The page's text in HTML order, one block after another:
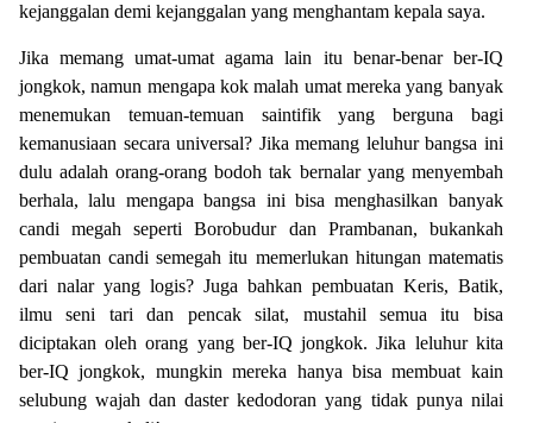
kejanggalan demi kejanggalan yang menghantam kepala saya.
Jika memang umat-umat agama lain itu benar-benar ber-IQ
jongkok, namun mengapa kok malah umat mereka yang banyak
menemukan temuan-temuan saintifik yang berguna bagi
kemanusiaan secara universal? Jika memang leluhur bangsa ini
dulu adalah orang-orang bodoh tak bernalar yang menyembah
berhala, lalu mengapa bangsa ini bisa menghasilkan banyak
candi megah seperti Borobudur dan Prambanan, bukankah
pembuatan candi semegah itu memerlukan hitungan matematis
dari nalar yang logis? Juga bahkan pembuatan Keris, Batik,
ilmu seni tari dan pencak silat, mustahil semua itu bisa
diciptakan oleh orang yang ber-IQ jongkok. Jika leluhur kita
ber-IQ jongkok, mungkin mereka hanya bisa membuat kain
selubung wajah dan daster kedodoran yang tidak punya nilai